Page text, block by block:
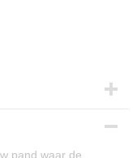
pand waar de